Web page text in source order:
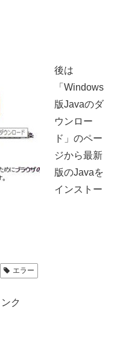
後は
「Windows
版Javaのダ
ウンロー
ド」のペー
ジから最新
版のJavaを
インストー
エラー
ク